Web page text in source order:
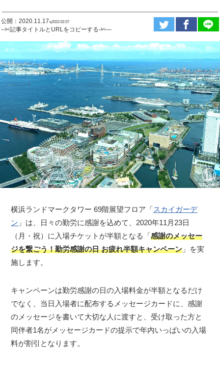
公開：2020.11.17ಇ2022.02.07
--✄記事タイトルとURLをコピーする-✄—
横浜ランドマークタワー 69階展望フロア「スカイガーデ
ン 」は、日々の勤労に感謝を込めて、2020年11月23日
（月・祝）に入場チケットが半額となる「感謝のメッセー
ジを繋ごう！勤労感謝の日 お疲れ半額キャンペーン 」を実
施します。
キャンペーンは勤労感謝の日の入場料金が半額となるだけ
でなく、当日入場者に配布するメッセージカードに、感謝
のメッセージを書いて大切な人に渡すと、受け取った方と
同伴者1名がメッセージカードの提示で年内いっぱいの入場
料が割引となります。